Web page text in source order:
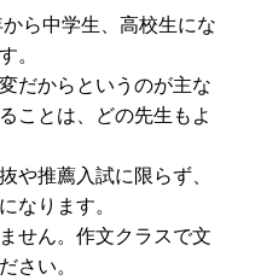
ら中学生、高校生にな
。
だからというのが主な
ことは、どの先生もよ
推薦入試に限らず、
なります。
せん。作文クラスで文
さい。